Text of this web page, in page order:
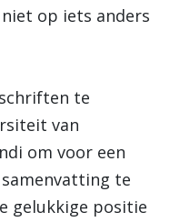
op iets anders
te
van
om voor een
te
gelukkige positie